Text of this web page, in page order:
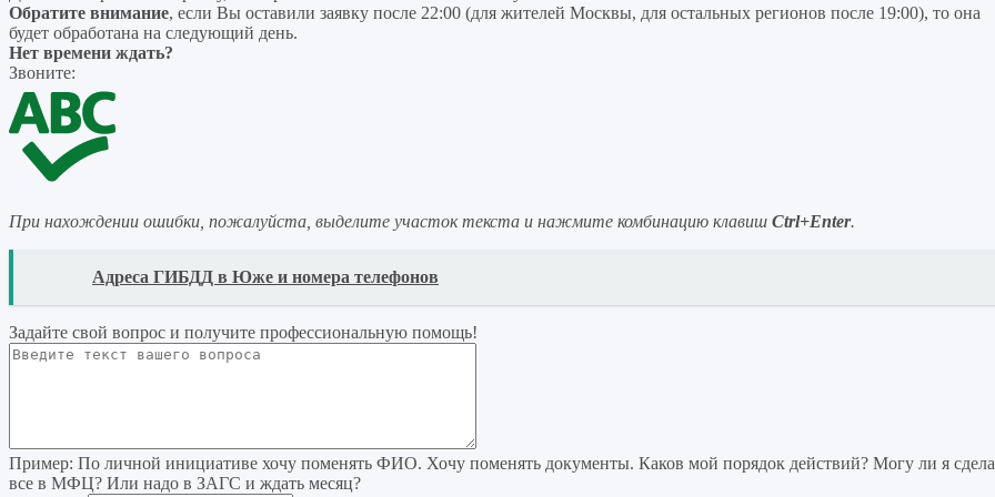
Обратите внимание, если Вы оставили заявку после 22:00 (для жителей Москвы, для остальных регионов после 19:00), то она
будет обработана на следующий день.
Нет времени ждать?
Звоните:
При нахождении ошибки, пожалуйста, выделите участок текста и нажмите комбинацию клавиш Ctrl+Enter.
Адреса ГИБДД в Юже и номера телефонов
Задайте свой вопрос и получите профессиональную помощь!
Пример: По личной инициативе хочу поменять ФИО. Хочу поменять документы. Каков мой порядок действий? Могу ли я
все в МФЦ? Или надо в ЗАГС и ждать месяц?